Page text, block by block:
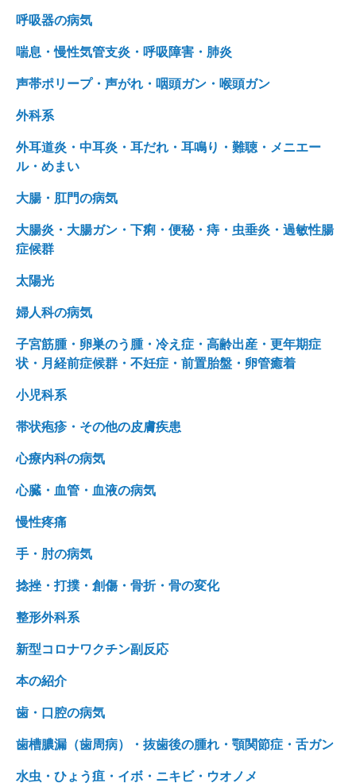
呼吸器の病気
喘息・慢性気管支炎・呼吸障害・肺炎
声帯ポリープ・声がれ・咽頭ガン・喉頭ガン
外科系
外耳道炎・中耳炎・耳だれ・耳鳴り・難聴・メニエー
ル・めまい
大腸・肛門の病気
大腸炎・大腸ガン・下痢・便秘・痔・虫垂炎・過敏性腸
症候群
太陽光
婦人科の病気
子宮筋腫・卵巣のう腫・冷え症・高齢出産・更年期症
状・月経前症候群・不妊症・前置胎盤・卵管癒着
小児科系
帯状疱疹・その他の皮膚疾患
心療内科の病気
心臓・血管・血液の病気
慢性疼痛
手・肘の病気
捻挫・打撲・創傷・骨折・骨の変化
整形外科系
新型コロナワクチン副反応
本の紹介
歯・口腔の病気
歯槽膿漏（歯周病）・抜歯後の腫れ・顎関節症・舌ガン
水虫・ひょう疽・イボ・ニキビ・ウオノメ